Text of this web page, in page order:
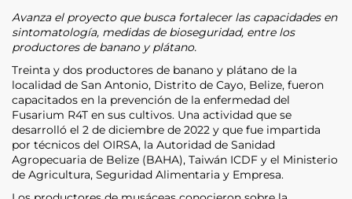
Avanza el proyecto que busca fortalecer las capacidades en
sintomatología, medidas de bioseguridad, entre los
productores de banano y plátano.
Treinta y dos productores de banano y plátano de la
localidad de San Antonio, Distrito de Cayo, Belize, fueron
capacitados en la prevención de la enfermedad del
Fusarium R4T en sus cultivos. Una actividad que se
desarrolló el 2 de diciembre de 2022 y que fue impartida
por técnicos del OIRSA, la Autoridad de Sanidad
Agropecuaria de Belize (BAHA), Taiwán ICDF y el Ministerio
de Agricultura, Seguridad Alimentaria y Empresa.